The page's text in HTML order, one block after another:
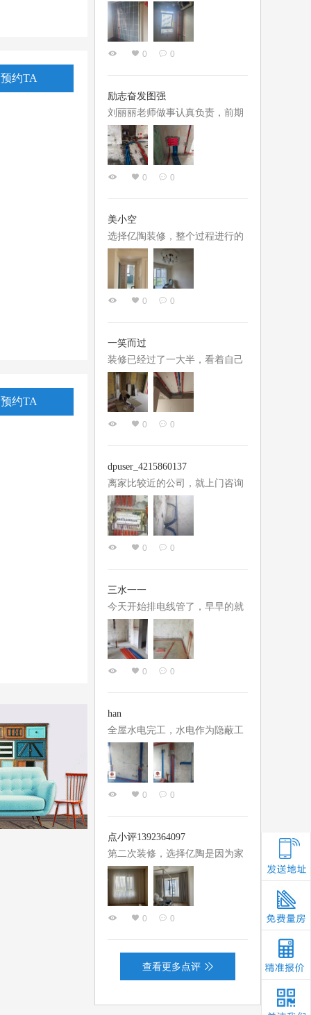
预约TA
预约TA
对设计师的所有要求，设计细节
到位，我们的不合理要求他会提
出来自己的看法并给出解决办
法，施工中项目经理程猛也是非
常的给力，经常在施工群里发布
施工动态，让我们放心
但是这次装修从三月份开始选方
案到现在进入油工阶段确实操心
比较少，超出了自己的预期。设
计阶段，设计师曹微老师经验丰
富创意灵活，既注重实用又兼观
美观，不少细节都有惊艳之笔，
所以方案很快就确定了。整个过
程中的选材配色曹老师也是耐心
细致、有求必应、不厌其烦。我
们的项目经理是张后启，张队长
性格平和极好沟通，施工过程中
我们想办...
0 0
励志奋发图强
刘丽丽老师做事认真负责，前期
量房、方案规划，到后期选材、
工地对接都全流程跟进，不会设
计完就甩手不管，针对户型短板
提出了很多优化方案，对空间布
局、色彩搭配都提出了专业建
议，帮我们避开了很多装修隐
患。沟通时特别有耐心，面对我
们一次次的想法调整和各种装修
小白式提问，都细致讲解，给出
调整意见，没有一点不耐烦。
0 0
美小空
选择亿陶装修，整个过程进行的
还是顺利的，一环接一环，基本
没有延误。设计师欧小清也很务
实，没有花里胡哨的费工时的设
计，基本都从日常生活场景入
手，再加入几个巧思。这也是我
选择亿陶的原因。1月开工，4月
底硬装就结束了，很幸运的赶上
了整个夏天散甲醛。装修过程中
设计师也一直跟进，有几个我没
有注意的地方，设计师注意到
了，直接帮我和工长沟通解决
其是空调的安装...
0 0
一笑而过
装修已经过了一大半，看着自己
的新家从一个丑破丑破的状态慢
慢一步一步初具雏形，内心还是
蛮有成就感的，整个装修过程操
心比较少，主要还是装修公司让
人放心，有过装修经验的朋友应
有多糟心， 在这里强烈推荐吴成
友+马骄设计师的组合搭配，我
一开始也是看到他们的评价，他
俩经常一起合作，所以让小马设
计师指定了吴队长负责我家的施
踏实干练...
0 0
dpuser_4215860137
离家比较近的公司，就上门咨询
了一下，感觉还可以，所以就预
约了上门测量，做方案比较快，
2天左右就约了看方案，汪设计
师对我们得需求理解还是比较到
位的，就是我们想要的，最终价
格也是在承受范围内，就开始施
工了，现在很顺利
0 0
三水一一
今天开始排电线管了，早早的就
让我过来看看电工材料，都是正
品，这点对亿陶还是很放心的。
设计师汪工的图纸很认真，开关
和插座的尺寸位置安排的非常到
位，许多地方都帮我考虑到了。
基本上就都按图纸来施工了，设
计师的跟进也不脱节，确实还是
蛮省心的，亿陶的师傅也非常专
业。 据说他们的工人，每月都有
一天专业的培训，专门汇总解决
场也给...
0 0
han
全屋水电完工，水电作为隐蔽工
程，我们一家格外重视，经过多
放比对，选择了亿陶。 设计师张
桂玲前期与我们不断沟通，对方
案进行调整，根据户型，我们一
家居住习惯和需求来优化动线，
细化了各处水电点位，满足了我
们一家长期的居住需求，考虑十
分周全。 项目经理臧佩俊也是十
分认真负责，严格把控施工现
场，现场强弱电管线铺设整齐有
序，施工标准很规范。施工过程
问题也能...
0 0
点小评1392364097
第二次装修，选择亿陶是因为家
里的亲戚，在亿陶施工过，鼎力
推荐，整个过程下来，家里人还
是比较满意的，这次服务我们的
设计师是魏冬老师，非常的专
业、给的意见也非常实用，整个
装修过程全程陪伴，让我们安
心，项目经理赵兴胜，经验丰
0 0
查看更多点评